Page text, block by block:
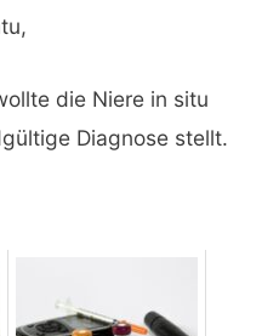
die Niere in situ
Diagnose stellt.